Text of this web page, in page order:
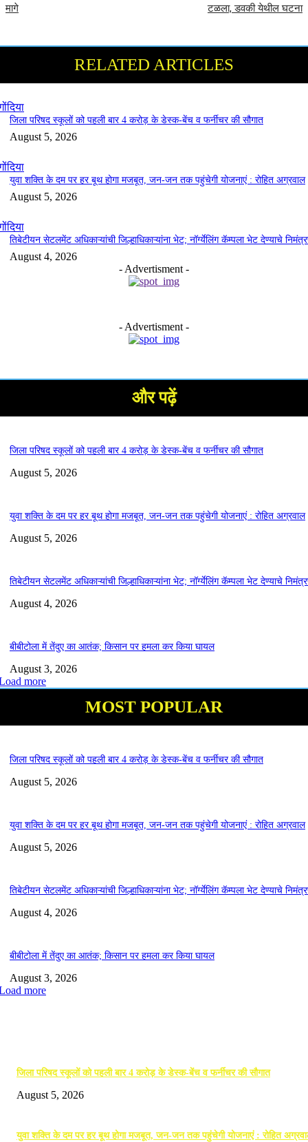
मागे
टळला, डवकी येथील घटना
RELATED ARTICLES
जिला परिषद स्कूलों को पहली बार 4 करोड़ के डेस्क-बेंच व फर्नीचर की सौगात
August 5, 2026
युवा शक्ति के दम पर हर बूथ होगा मजबूत, जन-जन तक पहुंचेगी योजनाएं : रोहित अग्रवाल
August 5, 2026
तिबेटीयन सेटलमेंट अधिकाऱ्यांची जिल्हाधिकाऱ्यांना भेट; नॉर्ग्येलिंग कॅम्पला भेट देण्याचे
August 4, 2026
- Advertisment -
- Advertisment -
और पढ़ें
जिला परिषद स्कूलों को पहली बार 4 करोड़ के डेस्क-बेंच व फर्नीचर की सौगात
August 5, 2026
युवा शक्ति के दम पर हर बूथ होगा मजबूत, जन-जन तक पहुंचेगी योजनाएं : रोहित अग्रवाल
August 5, 2026
तिबेटीयन सेटलमेंट अधिकाऱ्यांची जिल्हाधिकाऱ्यांना भेट; नॉर्ग्येलिंग कॅम्पला भेट देण्याचे
August 4, 2026
बीबीटोला में तेंदुए का आतंक; किसान पर हमला कर किया घायल
August 3, 2026
more
MOST POPULAR
जिला परिषद स्कूलों को पहली बार 4 करोड़ के डेस्क-बेंच व फर्नीचर की सौगात
August 5, 2026
युवा शक्ति के दम पर हर बूथ होगा मजबूत, जन-जन तक पहुंचेगी योजनाएं : रोहित अग्रवाल
August 5, 2026
तिबेटीयन सेटलमेंट अधिकाऱ्यांची जिल्हाधिकाऱ्यांना भेट; नॉर्ग्येलिंग कॅम्पला भेट देण्याचे
August 4, 2026
बीबीटोला में तेंदुए का आतंक; किसान पर हमला कर किया घायल
August 3, 2026
more
जिला परिषद स्कूलों को पहली बार 4 करोड़ के डेस्क-बेंच व फर्नीचर की सौगात
August 5, 2026
युवा शक्ति के दम पर हर बूथ होगा मजबूत, जन-जन तक पहुंचेगी योजनाएं : रोहित